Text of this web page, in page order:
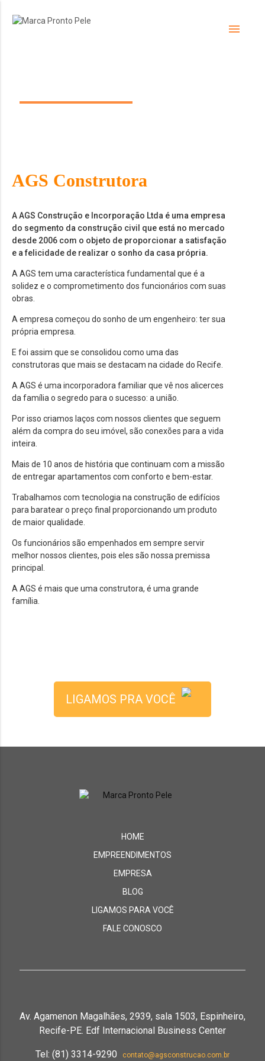
menu
AGS Construtora
A AGS Construção e Incorporação Ltda é uma empresa
do segmento da construção civil que está no mercado
desde 2006 com o objeto de proporcionar a satisfação
e a felicidade de realizar o sonho da casa própria.
A AGS tem uma característica fundamental que é a
solidez e o comprometimento dos funcionários com suas
obras.
A empresa começou do sonho de um engenheiro: ter sua
própria empresa.
E foi assim que se consolidou como uma das
construtoras que mais se destacam na cidade do Recife.
A AGS é uma incorporadora familiar que vê nos alicerces
da família o segredo para o sucesso: a união.
Por isso criamos laços com nossos clientes que seguem
além da compra do seu imóvel, são conexões para a vida
inteira.
Mais de 10 anos de história que continuam com a missão
de entregar apartamentos com conforto e bem-estar.
Trabalhamos com tecnologia na construção de edifícios
para baratear o preço final proporcionando um produto
de maior qualidade.
Os funcionários são empenhados em sempre servir
melhor nossos clientes, pois eles são nossa premissa
principal.
A AGS é mais que uma construtora, é uma grande
família.
LIGAMOS PRA VOCÊ
HOME
EMPREENDIMENTOS
EMPRESA
BLOG
LIGAMOS PARA VOCÊ
FALE CONOSCO
Av. Agamenon Magalhães, 2939, sala 1503, Espinheiro,
Recife-PE. Edf Internacional Business Center
Tel: (81) 3314-9290 contato@agsconstrucao.com.br